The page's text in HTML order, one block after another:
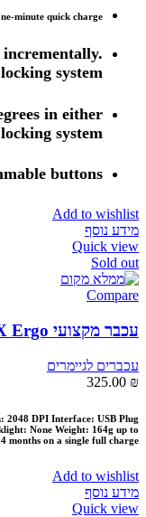
minute quick charge
system
in either
system
buttons
Add to wishlist
מידע נוסף
Quick view
Sold out
Compare
עכבר מקצועי LOGITECH MX Ergo
עכברים לגיימרים
325.00 ₪
2048 DPI Interface: USB Plug
None Weight: 164g up to
4 months on a single full charge
Add to wishlist
מידע נוסף
Quick view